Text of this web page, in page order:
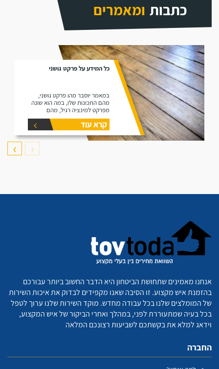
כתבות ומאמרים
כל המידע על פרקט גושני
במאמר יוסבר מהו פרקט גושני,
מהם התכונות שלו, במה הוא שונה
מפרקט למינציה רגיל, מהם
היתרונות שלו ומהם החסרונות שלו.
קרא עוד
❮
❯
אנחנו מאמינים שתחושת הביטחון היא הדבר החשוב ביותר עבורכם
בהזמנת איש מקצוע. זו הסיבה שאנו מקפידים לבדוק את איכות השירות
של המומלצים שלנו בכל עבודה מחדש. מוקד השירות שלנו ערוך לטפל
בכל בעיה שמתעוררת לפני, במהלך ואחרי הביקור של איש המקצוע,
וידאג למלא את בקשתכם לשביעות רצונכם המלאה
החברה